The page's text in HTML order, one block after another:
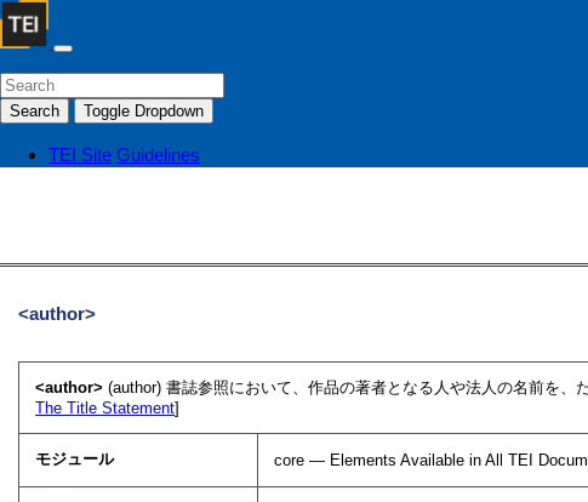
Search Toggle Dropdown
TEI Site Guidelines
<author>
<author>(author) 書誌参照において、作品の著者となる人や法人の名前を
The Title Statement]
モジュール core — Elements Available in All TEI